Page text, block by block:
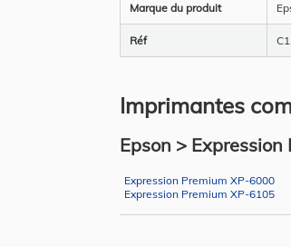
Marque du produit
Réf
Imprimantes
Epson > Expression
Expression Premium XP-6000
Expression Premium XP-6105